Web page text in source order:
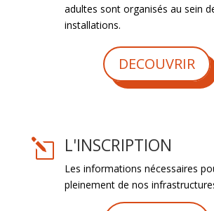
adultes sont organisés au sein
installations.
DECOUVRIR
l L'INSCRIPTION
Les informations nécessaires
pleinement de nos